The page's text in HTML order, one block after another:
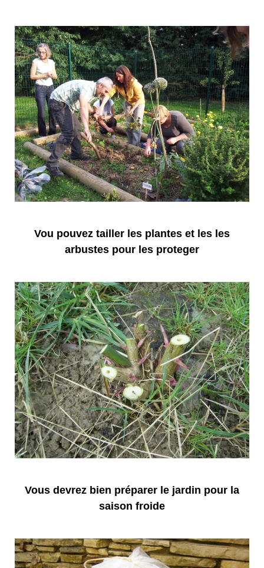
Vou pouvez tailler les plantes et les les
arbustes pour les proteger
Vous devrez bien préparer le jardin pour la
saison froide